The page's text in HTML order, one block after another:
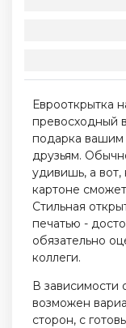
Еврооткрытка
превосходный
подарка вашим
друзьям.
удивишь, а вот,
картоне
Стильная
печатью -
обязательно
коллеги.
В зависимости
возможен
сторон, с